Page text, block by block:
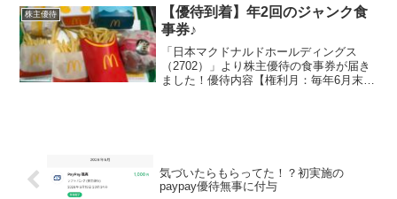
る株主を対象とした優待内容となってい
ます。保有株数...
株主優待
【優待到着】年2回のジャンク食
事券♪
「日本マクドナルドホールディングス
（2702）」より株主優待の食事券が届き
ました！優待内容【権利月：毎年6月末・
気づいたらもらってた！？初実施の
paypay優待無事に付与